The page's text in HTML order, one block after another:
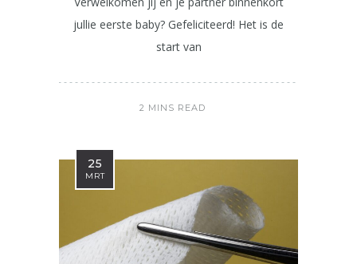
jullie eerste baby? Gefeliciteerd! Het is de
start van
2 MINS READ
25
MRT